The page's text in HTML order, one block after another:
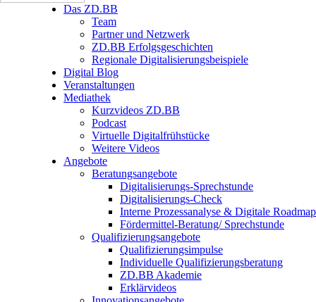
Das ZD.BB
Team
Partner und Netzwerk
ZD.BB Erfolgsgeschichten​
Regionale Digitalisierungsbeispiele
Digital Blog
Veranstaltungen
Mediathek
Kurzvideos ZD.BB
Podcast
Virtuelle Digitalfrühstücke
Weitere Videos
Angebote
Beratungsangebote
Digitalisierungs-Sprechstunde
Digitalisierungs-Check
Interne Prozessanalyse & Digitale Roadmap
Fördermittel-Beratung/ Sprechstunde
Qualifizierungsangebote
Qualifizierungsimpulse
Individuelle Qualifizierungsberatung
ZD.BB Akademie
Erklärvideos